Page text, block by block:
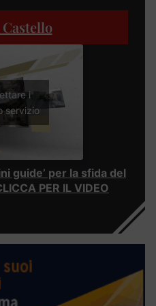
i
servizio
guide’ per la sfida del
PER IL VIDEO